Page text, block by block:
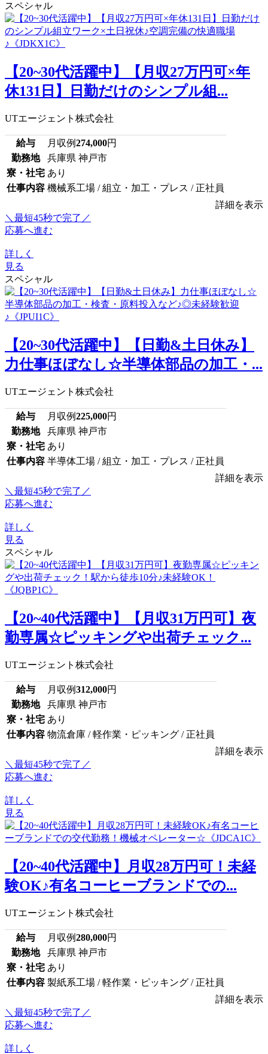
スペシャル
【20~30代活躍中】【月収27万円可×年
休131日】日勤だけのシンプル組...
UTエージェント株式会社
給与 月収例274,000円
勤務地
兵庫県 神戸市
寮・社宅 あり
仕事内容 機械系工場 / 組立・加工・プレス / 正社員
詳細を表示
＼最短45秒で完了／
応募へ進む
詳しく
見る
スペシャル
【20~30代活躍中】【日勤&土日休み】
力仕事ほぼなし☆半導体部品の加工・...
UTエージェント株式会社
給与 月収例225,000円
勤務地
兵庫県 神戸市
寮・社宅 あり
仕事内容 半導体工場 / 組立・加工・プレス / 正社員
詳細を表示
＼最短45秒で完了／
応募へ進む
詳しく
見る
スペシャル
【20~40代活躍中】【月収31万円可】夜
勤専属☆ピッキングや出荷チェック...
UTエージェント株式会社
給与 月収例312,000円
勤務地
兵庫県 神戸市
寮・社宅 あり
仕事内容 物流倉庫 / 軽作業・ピッキング / 正社員
詳細を表示
＼最短45秒で完了／
応募へ進む
詳しく
見る
【20~40代活躍中】月収28万円可！未経
験OK♪有名コーヒーブランドでの...
UTエージェント株式会社
給与 月収例280,000円
勤務地
兵庫県 神戸市
寮・社宅 あり
仕事内容 製紙系工場 / 軽作業・ピッキング / 正社員
詳細を表示
＼最短45秒で完了／
応募へ進む
詳しく